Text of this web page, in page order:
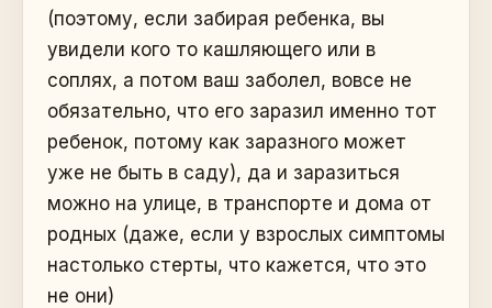
(поэтому, если забирая ребенка, вы
увидели кого то кашляющего или в
соплях, а потом ваш заболел, вовсе не
обязательно, что его заразил именно тот
ребенок, потому как заразного может
уже не быть в саду), да и заразиться
можно на улице, в транспорте и дома от
родных (даже, если у взрослых симптомы
настолько стерты, что кажется, что это
не они)